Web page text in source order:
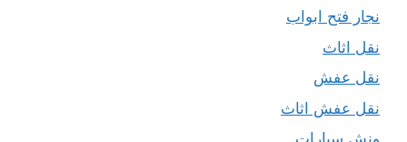
نجار فتح ابواب
نقل اثاث
نقل عفش
نقل عفش اثاث